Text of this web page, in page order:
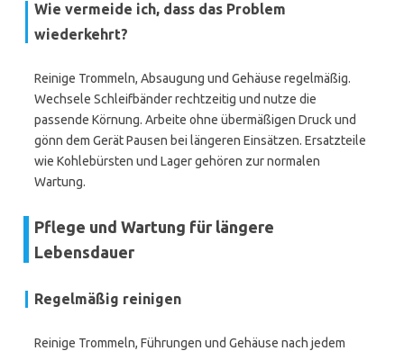
Wie vermeide ich, dass das Problem
wiederkehrt?
Reinige Trommeln, Absaugung und Gehäuse regelmäßig.
Wechsele Schleifbänder rechtzeitig und nutze die
passende Körnung. Arbeite ohne übermäßigen Druck und
gönn dem Gerät Pausen bei längeren Einsätzen. Ersatzteile
wie Kohlebürsten und Lager gehören zur normalen
Wartung.
Pflege und Wartung für längere
Lebensdauer
Regelmäßig reinigen
Reinige Trommeln, Führungen und Gehäuse nach jedem